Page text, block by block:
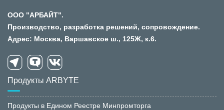
ООО "АРБАЙТ".
Производство, разработка решений, сопровождение.
Адрес: Москва, Варшавское ш., 125Ж, к.6.
Продукты ARBYTE
Продукты в Едином Реестре Минпромторга